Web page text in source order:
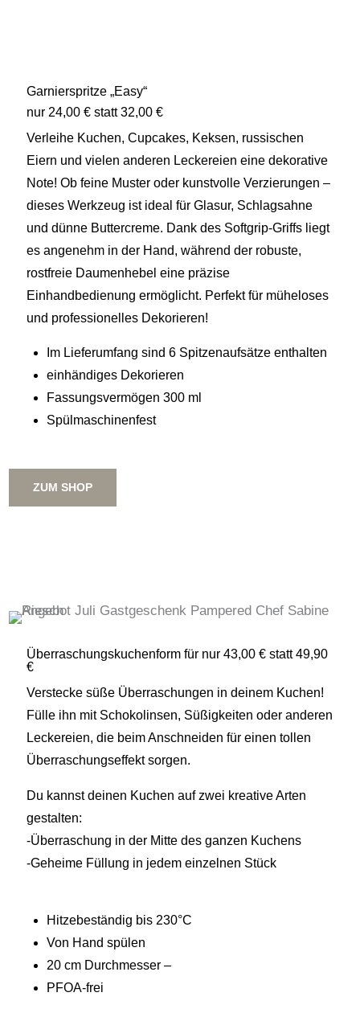
Garnierspritze „Easy“
nur 24,00 € statt 32,00 €
Verleihe Kuchen, Cupcakes, Keksen, russischen
Eiern und vielen anderen Leckereien eine dekorative
Note! Ob feine Muster oder kunstvolle Verzierungen –
dieses Werkzeug ist ideal für Glasur, Schlagsahne
und dünne Buttercreme. Dank des Softgrip-Griffs liegt
es angenehm in der Hand, während der robuste,
rostfreie Daumenhebel eine präzise
Einhandbedienung ermöglicht. Perfekt für müheloses
und professionelles Dekorieren!
Im Lieferumfang sind 6 Spitzenaufsätze enthalten
einhändiges Dekorieren
Fassungsvermögen 300 ml
Spülmaschinenfest
ZUM SHOP
Überraschungskuchenform für nur 43,00 € statt 49,90
€
Verstecke süße Überraschungen in deinem Kuchen!
Fülle ihn mit Schokolinsen, Süßigkeiten oder anderen
Leckereien, die beim Anschneiden für einen tollen
Überraschungseffekt sorgen.
Du kannst deinen Kuchen auf zwei kreative Arten
gestalten:
-Überraschung in der Mitte des ganzen Kuchens
-Geheime Füllung in jedem einzelnen Stück
Hitzebeständig bis 230°C
Von Hand spülen
20 cm Durchmesser –
PFOA-frei